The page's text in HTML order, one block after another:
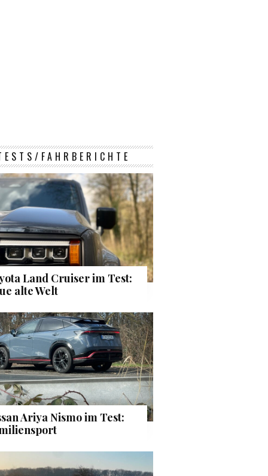
FAHRBERICHTE
Land Cruiser im Test:
alte Welt
Ariya Nismo im Test: